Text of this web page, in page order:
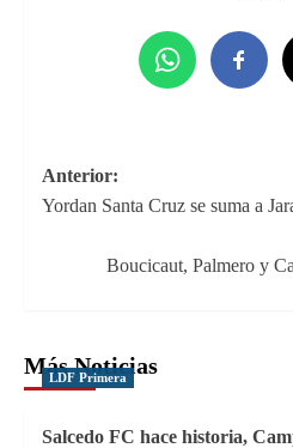
Navegación
de
entradas
Anterior:
Yordan Santa Cruz se suma a
Boucicaut, Palmero y
Más Noticias
LDF Primera
Salcedo FC hace historia,